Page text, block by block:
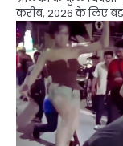
करीब, 2026 के लिए